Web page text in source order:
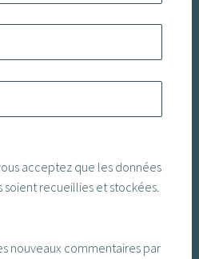
acceptez que les données
soient recueillies et stockées.
nouveaux commentaires par